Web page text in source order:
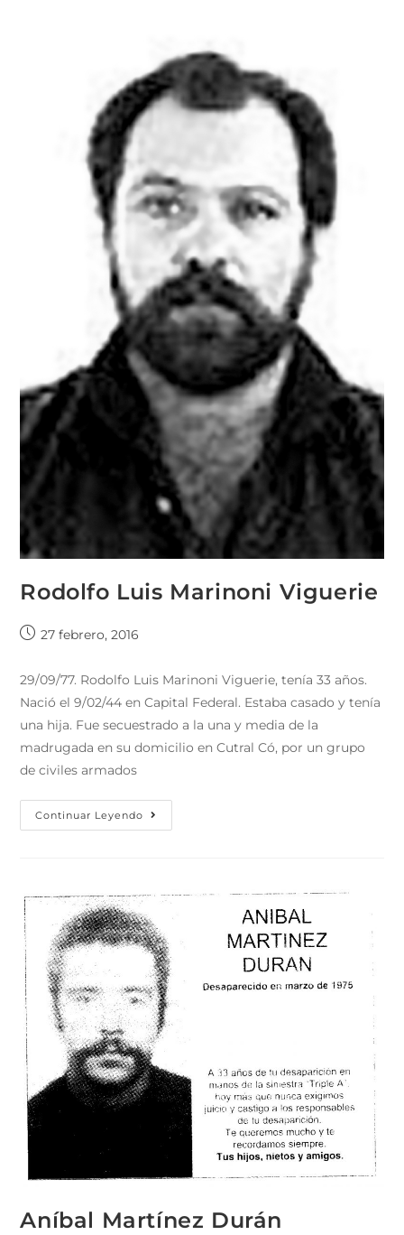
Rodolfo Luis Marinoni Viguerie
27 febrero, 2016
29/09/77. Rodolfo Luis Marinoni Viguerie, tenía 33 años.
Nació el 9/02/44 en Capital Federal. Estaba casado y tenía
una hija. Fue secuestrado a la una y media de la
madrugada en su domicilio en Cutral Có, por un grupo
de civiles armados
Continuar Leyendo
Aníbal Martínez Durán